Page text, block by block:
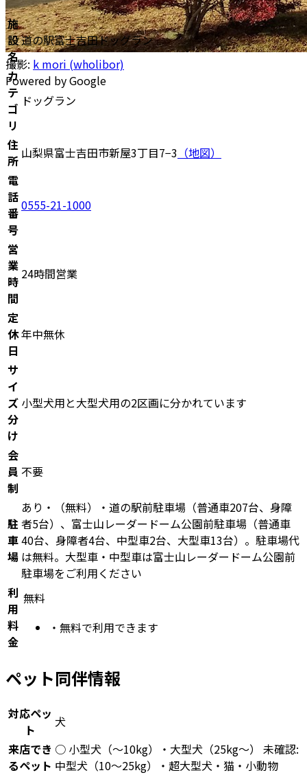
撮影: k mori (wholibor)
Powered by Google
施
設
名
道の駅富士吉田ドッグラン
カ
テ
ゴ
リ
ドッグラン
住
所 山梨県富士吉田市新屋3丁目7−3 （地図）
電
話
番
号
0555-21-1000
営
業
時
間
24時間営業
定
休
日
年中無休
サ
イ
ズ
分
け
小型犬用と大型犬用の2区画に分かれています
会
員
制
不要
駐
車
場
あり・（無料）・道の駅前駐車場（普通車207台、身障
者5台）、富士山レーダードーム公園前駐車場（普通車
40台、身障者4台、中型車2台、大型車13台）。駐車場代
は無料。大型車・中型車は富士山レーダードーム公園前
駐車場をご利用ください
利
用
料
金
無料
・ 無料で利用できます
ペット同伴情報
対応ペッ
ト
犬
来店でき
るペット
○ 小型犬（〜10kg）・大型犬（25kg〜） 未確認:
中型犬（10〜25kg）・超大型犬・猫・小動物